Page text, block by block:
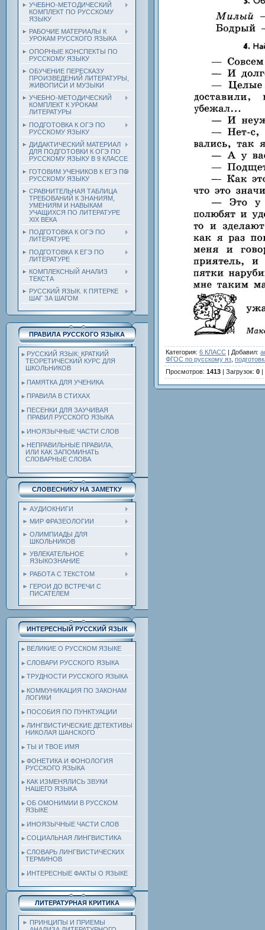
УЧЕБНО-МЕТОДИЧЕСКИЙ
КОМПЛЕКТ ПО РУССКОМУ
ЯЗЫКУ
РАБОЧИЕ МАТЕРИАЛЫ К
УРОКАМ РУССКОГО ЯЗЫКА
ОПОРНЫЕ КОНСПЕКТЫ ПО
РУССКОМУ ЯЗЫКУ
ОБУЧЕНИЕ ПЕРЕСКАЗУ
ПРОИЗВЕДЕНИЙ ЛИТЕРАТУРЫ,
ЖИВОПИСИ И МУЗЫКИ
УЧЕБНО-МЕТОДИЧЕСКИЙ
КОМПЛЕКТ К УРОКАМ
ЛИТЕРАТУРЫ
ПОДГОТОВКА К ОГЭ ПО
РУССКОМУ ЯЗЫКУ
ДИДАКТИЧЕСКИЙ МАТЕРИАЛ
ДЛЯ ПОДГОТОВКИ К ОГЭ ПО
РУССКОМУ ЯЗЫКУ В 9 КЛАССЕ
ГОТОВИМ УЧЕНИКОВ К ЕГЭ ПО
РУССКОМУ ЯЗЫКУ
СРАВНИТЕЛЬНАЯ ТАБЛИЦА
ТРЕБОВАНИЙ К ЗНАНИЯМ,
УМЕНИЯМ И НАВЫКАМ
УЧАЩИХСЯ ПО ЛИТЕРАТУРЕ
ХIХ ВЕКА
ПОДГОТОВКА К ОГЭ ПО
ЛИТЕРАТУРЕ
ПОДГОТОВКА К ЕГЭ ПО
ЛИТЕРАТУРЕ
КОМПЛЕКСНЫЙ АНАЛИЗ
ТЕКСТА
РУССКИЙ ЯЗЫК. К ПЯТЕРКЕ
ШАГ ЗА ШАГОМ
ПРАВИЛА РУССКОГО ЯЗЫКА
РУССКИЙ ЯЗЫК: КРАТКИЙ
ТЕОРЕТИЧЕСКИЙ КУРС ДЛЯ
ШКОЛЬНИКОВ
ПАМЯТКА ДЛЯ УЧЕНИКА
ПРАВИЛА В СТИХАХ
ПЕСЕНКИ ДЛЯ ЗАУЧИВАЯ
ПРАВИЛ РУССКОГО ЯЗЫКА
ИНОЯЗЫЧНЫЕ ЧАСТИ СЛОВ
НЕПРАВИЛЬНЫЕ ПРАВИЛА,
ИЛИ КАК ЗАПОМИНАТЬ
СЛОВАРНЫЕ СЛОВА
СЛОВЕСНИКУ НА ЗАМЕТКУ
АУДИОКНИГИ
МИР ФРАЗЕОЛОГИИ
ОЛИМПИАДЫ ДЛЯ
ШКОЛЬНИКОВ
УВЛЕКАТЕЛЬНОЕ
ЯЗЫКОЗНАНИЕ
РАБОТА С ТЕКСТОМ
ГЕРОИ ДО ВСТРЕЧИ С
ПИСАТЕЛЕМ
ИНТЕРЕСНЫЙ РУССКИЙ ЯЗЫК
ВЕЛИКИЕ О РУССКОМ ЯЗЫКЕ
СЛОВАРИ РУССКОГО ЯЗЫКА
ТРУДНОСТИ РУССКОГО ЯЗЫКА
КОММУНИКАЦИЯ ПО ЗАКОНАМ
ЛОГИКИ
ПОСОБИЯ ПО ПУНКТУАЦИИ
ЛИНГВИСТИЧЕСКИЕ ДЕТЕКТИВЫ
НИКОЛАЯ ШАНСКОГО
ТЫ И ТВОЕ ИМЯ
ФОНЕТИКА И ФОНОЛОГИЯ
РУССКОГО ЯЗЫКА
КАК ИЗМЕНЯЛИСЬ ЗВУКИ
НАШЕГО ЯЗЫКА
ОБ ОМОНИМИИ В РУССКОМ
ЯЗЫКЕ
ИНОЯЗЫЧНЫЕ ЧАСТИ СЛОВ
СОЦИАЛЬНАЯ ЛИНГВИСТИКА
СЛОВАРЬ ЛИНГВИСТИЧЕСКИХ
ТЕРМИНОВ
ИНТЕРЕСНЫЕ ФАКТЫ О ЯЗЫКЕ
ЛИТЕРАТУРНАЯ КРИТИКА
ПРИНЦИПЫ И ПРИЕМЫ
Категория: 6 КЛАСС | Добавил:
ФГОС по русскому яз
Просмотров: 1413 | Загрузок: 0 |